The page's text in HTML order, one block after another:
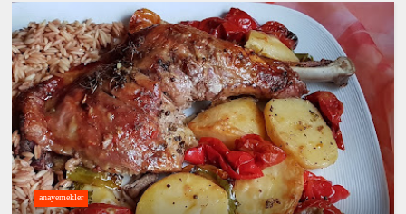
anayemekler